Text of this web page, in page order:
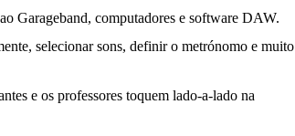
Garageband, computadores e software DAW.
selecionar sons, definir o metrónomo e muito
e os professores toquem lado-a-lado na